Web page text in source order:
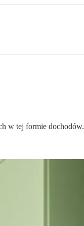
w tej formie dochodów.